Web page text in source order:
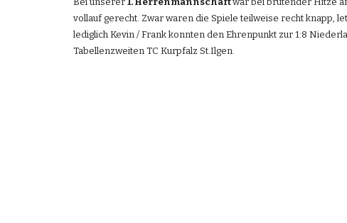
vollauf gerecht. Zwar waren die Spiele teilweise recht knapp,
lediglich Kevin / Frank konnten den Ehrenpunkt zur 1:8
Tabellenzweiten TC Kurpfalz St.Ilgen.